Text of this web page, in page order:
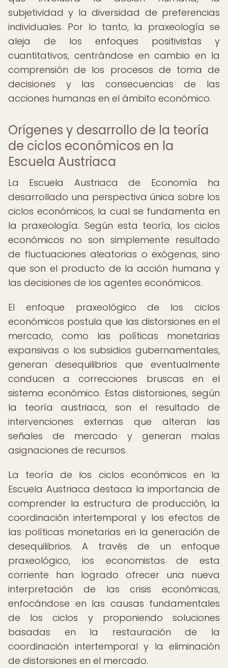
subjetividad y la diversidad de preferencias
individuales. Por lo tanto, la praxeología se
aleja de los enfoques positivistas y
cuantitativos, centrándose en cambio en la
comprensión de los procesos de toma de
decisiones y las consecuencias de las
acciones humanas en el ámbito económico.
Orígenes y desarrollo de la teoría
de ciclos económicos en la
Escuela Austriaca
La Escuela Austriaca de Economía ha
desarrollado una perspectiva única sobre los
ciclos económicos, la cual se fundamenta en
la praxeología. Según esta teoría, los ciclos
económicos no son simplemente resultado
de fluctuaciones aleatorias o exógenas, sino
que son el producto de la acción humana y
las decisiones de los agentes económicos.
El enfoque praxeológico de los ciclos
económicos postula que las distorsiones en el
mercado, como las políticas monetarias
expansivas o los subsidios gubernamentales,
generan desequilibrios que eventualmente
conducen a correcciones bruscas en el
sistema económico. Estas distorsiones, según
la teoría austriaca, son el resultado de
intervenciones externas que alteran las
señales de mercado y generan malas
asignaciones de recursos.
La teoría de los ciclos económicos en la
Escuela Austriaca destaca la importancia de
comprender la estructura de producción, la
coordinación intertemporal y los efectos de
las políticas monetarias en la generación de
desequilibrios. A través de un enfoque
praxeológico, los economistas de esta
corriente han logrado ofrecer una nueva
interpretación de las crisis económicas,
enfocándose en las causas fundamentales
de los ciclos y proponiendo soluciones
basadas en la restauración de la
coordinación intertemporal y la eliminación
de distorsiones en el mercado.